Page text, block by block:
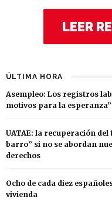
LEER
ÚLTIMA HORA
Asempleo: Los registros
motivos para la esperanza”
UATAE: la recuperación
barro” si no se abordan
derechos
Ocho de cada diez
vivienda